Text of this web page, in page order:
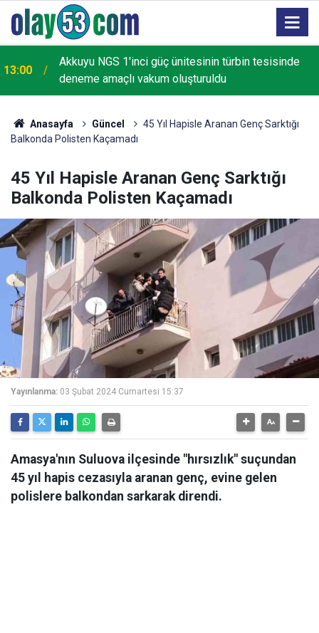
13:00
Akkuyu NGS 1'inci güç ünitesinin türbin tesisinde
deneme amaçlı vakum oluşturuldu
Anasayfa Güncel
45 Yıl Hapisle Aranan Genç Sarktığı
Balkonda Polisten Kaçamadı
45 Yıl Hapisle Aranan Genç Sarktığı
Balkonda Polisten Kaçamadı
Yayınlanma: 03 Şubat 2024 Cumartesi 15:37
Amasya'nın Suluova ilçesinde "hırsızlık" suçundan
45 yıl hapis cezasıyla aranan genç, evine gelen
polislere balkondan sarkarak direndi.